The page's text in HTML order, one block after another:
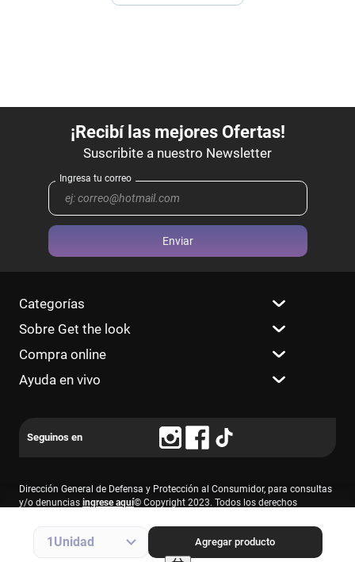
1 Agregar producto
Enviar
Categorías
Sobre Get the look
Compra online
Ayuda en vivo
Dirección General de Defensa y Protección al Consumidor, para consultas
y/o denuncias ingrese aquí© Copyright 2023. Todos los derechos
Farmacity S.A., CUIT 30-69213874-7, Av. Santa Fe 2830 – 1° piso, C.A.B.A.